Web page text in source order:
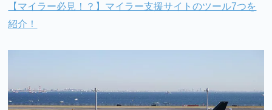
【マイラー必見！？】マイラー支援サイトのツール7つを
紹介！